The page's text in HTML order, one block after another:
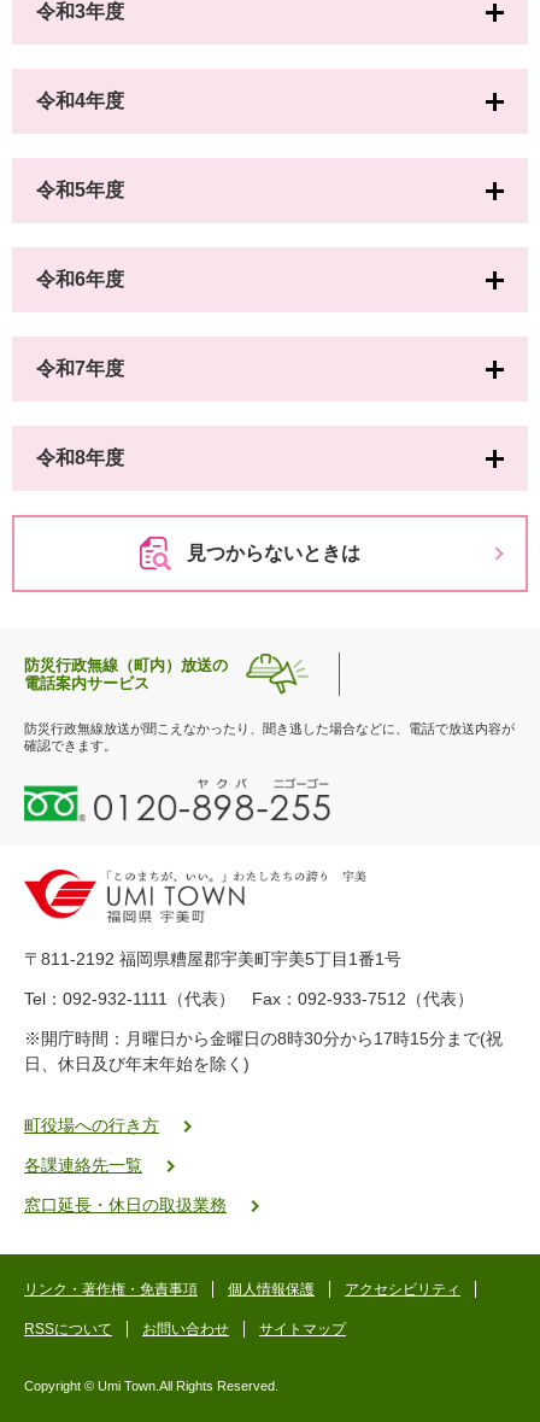
令和3年度
令和4年度
令和5年度
令和6年度
令和7年度
令和8年度
見つからないときは
防災行政無線（町内）放送の
電話案内サービス
防災行政無線放送が聞こえなかったり、聞き逃した場合などに、電話で放送内容が
確認できます。
0
1
-
8
-
5
5
ク
二
ゴ
〒811-2192 福岡県糟屋郡宇美町宇美5丁目1番1号
Tel：092-932-1111（代表） Fax：092-933-7512（代表）
※開庁時間：月曜日から金曜日の8時30分から17時15分まで(祝
日、休日及び年末年始を除く)
町役場への行き方
各課連絡先一覧
窓口延長・休日の取扱業務
リンク・著作権・免責事項 個人情報保護 アクセシビリティ
RSSについて お問い合わせ サイトマップ
Copyright © Umi Town.All Rights Reserved.